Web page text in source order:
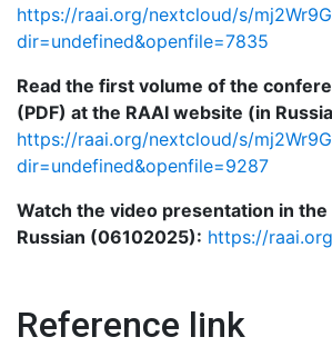
https://raai.org/nextcloud/s/
dir=undefined&openfile=7835
Read the first volume of the
(PDF) at the RAAI website (in
https://raai.org/nextcloud/s/
dir=undefined&openfile=9287
Watch the video presentation in the
Russian (06102025): https://
Reference link